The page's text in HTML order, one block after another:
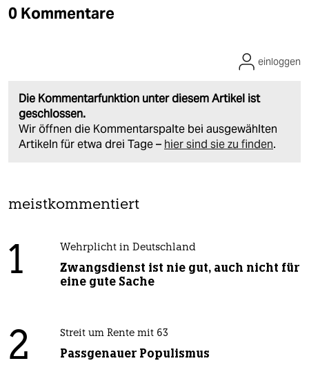
0 Kommentare
Die Kommentarfunktion unter diesem Artikel ist
geschlossen.
Wir öffnen die Kommentarspalte bei ausgewählten
Artikeln für etwa drei Tage – hier sind sie zu finden.
einloggen
meistkommentiert
1 Wehrplicht in Deutschland
Zwangsdienst ist nie gut, auch nicht für
eine gute Sache
2 Streit um Rente mit 63
Passgenauer Populismus